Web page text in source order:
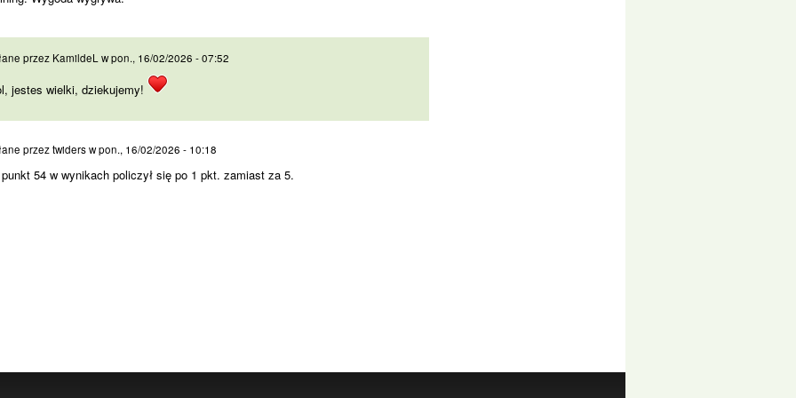
jestes wielki,
przez KamildeL wpon., 16/02/2026 - 07:52
jestes wielki, dziekujemy!
punkt 54 w wynikach
przeztwiderswpon., 16/02/2026 - 10:18
54 w wynikach policzył się po 1 pkt. zamiast za 5.